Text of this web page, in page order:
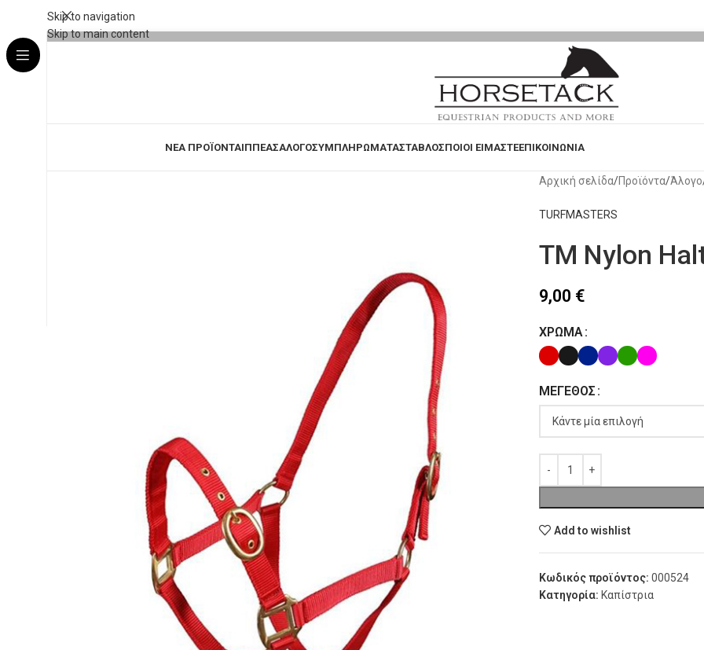
Skip to navigation
Skip to main content
ΝΕΑ ΠΡΟΪΟΝΤΑΙΠΠΕΑΣΑΛΟΓΟΣΥΜΠΛΗΡΩΜΑΤΑΣΤΑΒΛΟΣΠΟΙΟΙ ΕΙΜΑΣΤΕΕΠΙΚΟΙΝΩΝΙΑ
Αρχική σελίδα Προϊόντα Άλογο
TURFMASTERS
TM Nylon
9,00 €
ΧΡΏΜΑ
ΜΈΓΕΘΟΣ
Add to wishlist
Κωδικός προϊόντος: 000524
Κατηγορία: Καπίστρια